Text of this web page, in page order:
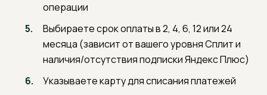
операции
Выбираете срок оплаты в 2, 4, 6, 12 или 24
месяца (зависит от вашего уровня Сплит и
наличия/отсутствия подписки Яндекс Плюс)
Указываете карту для списания платежей
с вами вариант отделки
и передадим заказ
в производство
4